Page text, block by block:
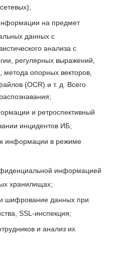
на предмет
данных с
анализа с
регулярных выражений,
метода опорных векторов,
(OCR) и т. д. Всего
и ретроспективный
инцидентов ИБ;
информации в режиме
информацией
хранилищах;
шифрование данных при
SSL-инспекция;
и анализ их